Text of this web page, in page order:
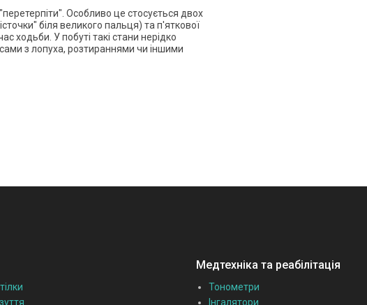
Особливо це стосується двох
біля великого пальця) та п'яткової
ходьби. У побуті такі стани нерідко
з лопуха, розтираннями чи іншими
Медтехніка та реабілітація
Тонометри
Інгалятори